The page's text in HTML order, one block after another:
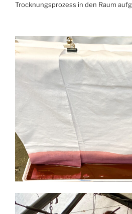
Trocknungsprozess in den Raum